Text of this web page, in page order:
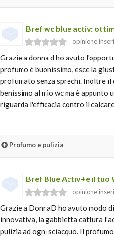
Bref wc blue activ:
opinione
Grazie a donna d ho avuto
profumo è buonissimo, esce la
profumato senza sprechi. Inoltre il
benissimo al mio wc ma è appunto
riguarda l'efficacia contro il
Profumo e pulizia
Bref Blue Activ+e il tuo
opinione
Grazie a DonnaD ho avuto modo
innovativa, la gabbietta cattura
pulizia ad ogni sciacquo. Il